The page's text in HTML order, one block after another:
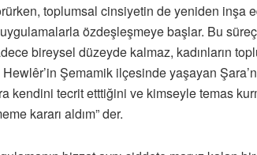
toplumsal cinsiyetin de yeniden inşa
özdeşleşmeye başlar. Bu
bireysel düzeyde kalmaz, kadınların
Şemamik ilçesinde yaşayan
kendini tecrit etttiğini ve kimseyle temas
kararı aldım” der.